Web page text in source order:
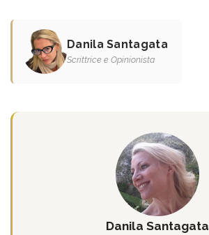
Danila Santagata
Scrittrice e Opinionista
Danila Santagata